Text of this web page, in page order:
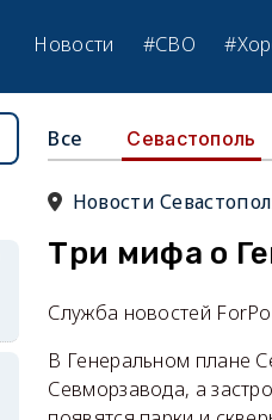
Новости #СВО
Все Севастополь
Новости
Три мифа о
Служба новостей
В Генеральном плане
Севморзавода, а